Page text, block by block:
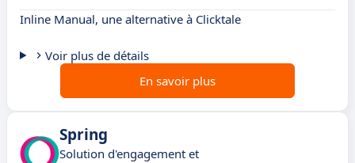
Inline Manual, une alternative à Clicktale
Voir plus de détails
En savoir plus
Spring
Solution d'engagement et